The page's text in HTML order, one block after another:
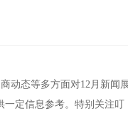
动态等多方面对12月新闻
定信息参考。特别关注叮